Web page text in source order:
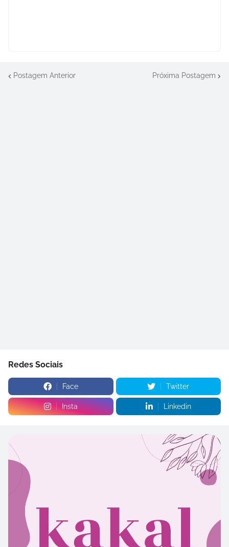
Postagem Anterior Próxima Postagem
Redes Sociais
Face Twitter
Insta Linkedin